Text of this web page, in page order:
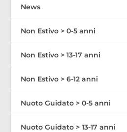
News
Non Estivo > 0-5 anni
Non Estivo > 13-17 anni
Non Estivo > 6-12 anni
Nuoto Guidato > 0-5 anni
Nuoto Guidato > 13-17 anni